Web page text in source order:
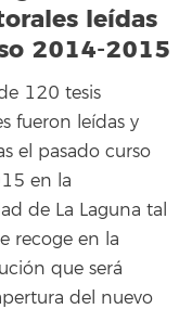
leídas
2014-2015
120 tesis
fueron leídas y
el pasado curso
en la
de La Laguna tal
recoge en la
que será
del nuevo